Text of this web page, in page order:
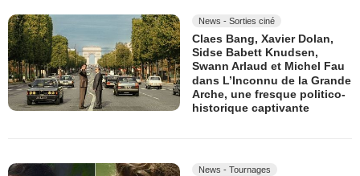
News - Sorties ciné
Claes Bang, Xavier Dolan,
Sidse Babett Knudsen,
Swann Arlaud et Michel Fau
dans L’Inconnu de la Grande
Arche, une fresque politico-
historique captivante
News - Tournages